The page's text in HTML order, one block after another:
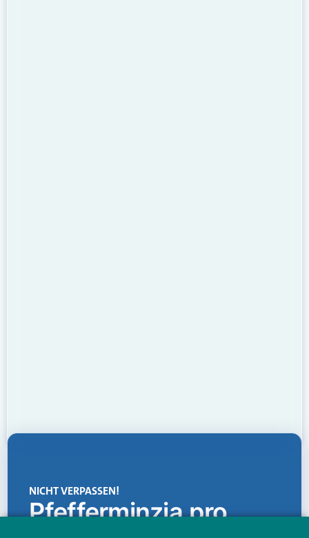
NICHT VERPASSEN!
Pfefferminzia.pro